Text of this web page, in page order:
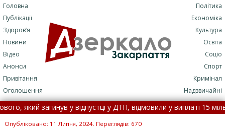
Головна
Публікації
Здоров’я
Новини
Відео
Анонси
Привітання
Оголошення
Політика
Економіка
Культура
Освіта
Соціо
Спорт
Кримінал
Надзвичайні
який загинув у відпустці у ДТП, відмовили у виплаті 15
течією на Закарпаття, його товариш потонув • 5
Опубліковано: 11 Липня, 2024. Переглядів: 670